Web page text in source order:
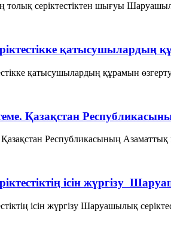
серiктестiктен шығуы
қатысушылардың
қатысушылардың құрамын
Қазақстан
Қазақстан Республикасының Азаматтық
iсiн жүргiзу
iсiн жүргiзу Шаруашылық